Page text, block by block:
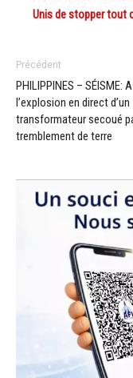
Unis de stopper tout
Précédent
PHILIPPINES – SÉISME:
l’explosion en direct d’un
transformateur secoué
tremblement de terre